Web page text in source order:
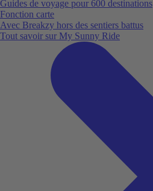
Guides de voyage pour 600 destinations
Fonction carte
Avec Breakzy hors des sentiers battus
Tout savoir sur My Sunny Ride